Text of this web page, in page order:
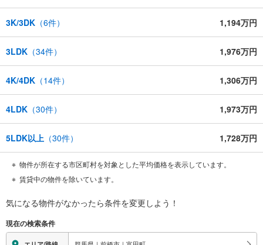
3K/3DK （6件） 1,194万円
3LDK （34件） 1,976万円
4K/4DK （14件） 1,306万円
4LDK （30件） 1,973万円
5LDK以上 （30件） 1,728万円
物件が所在する市区町村を対象とした平均価格を表示しています。
賃貸中の物件を除いています。
気になる物件がなかったら条件を変更しよう！
現在の検索条件